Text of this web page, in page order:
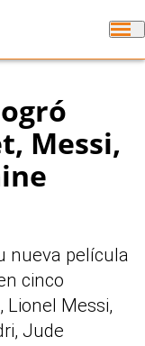
Messi,
nueva película
cinco
Lionel Messi,
Jude